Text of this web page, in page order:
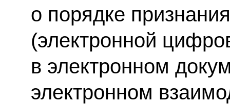
о порядке
(электронной
в электронном
электронном